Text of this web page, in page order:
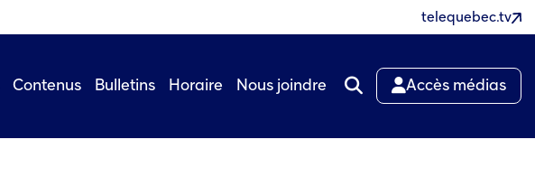
telequebec.tv
Contenus Bulletins Horaire Nous joindre Accès médias